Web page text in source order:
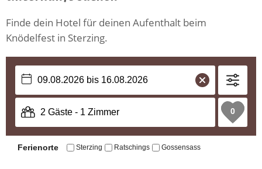
Finde dein Hotel für deinen Aufenthalt beim
Knödelfest in Sterzing.